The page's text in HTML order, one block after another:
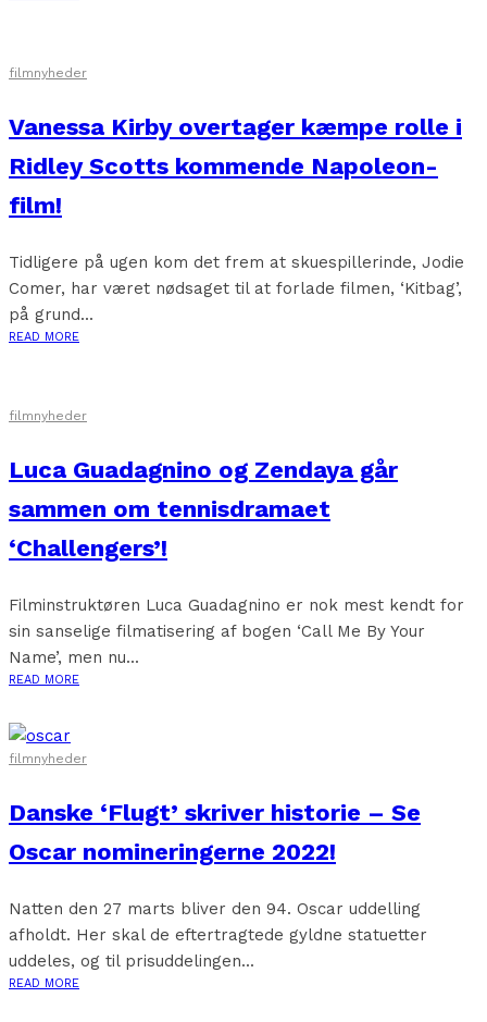
filmnyheder
Vanessa Kirby overtager kæmpe rolle i
Ridley Scotts kommende Napoleon-
film!
Tidligere på ugen kom det frem at skuespillerinde, Jodie
Comer, har været nødsaget til at forlade filmen, ‘Kitbag’,
på grund...
READ MORE
filmnyheder
Luca Guadagnino og Zendaya går
sammen om tennisdramaet
‘Challengers’!
Filminstruktøren Luca Guadagnino er nok mest kendt for
sin sanselige filmatisering af bogen ‘Call Me By Your
Name’, men nu...
READ MORE
filmnyheder
Danske ‘Flugt’ skriver historie – Se
Oscar nomineringerne 2022!
Natten den 27 marts bliver den 94. Oscar uddelling
afholdt. Her skal de eftertragtede gyldne statuetter
uddeles, og til prisuddelingen...
READ MORE